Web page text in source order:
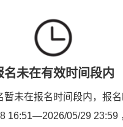
名未在有效时间段内
暂未在报名时间段内，报
16:51—2026/05/29 23:59